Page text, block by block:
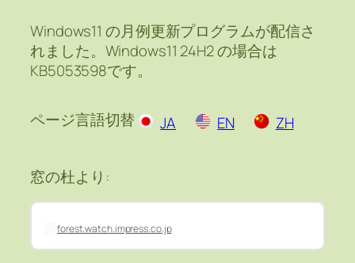
Windows11 の月例更新プログラムが配信さ
れました。Windows11 24H2 の場合は
KB5053598です。
ページ言語切替 EN
JA ZH
窓の杜より:
forest.watch.impress.co.jp